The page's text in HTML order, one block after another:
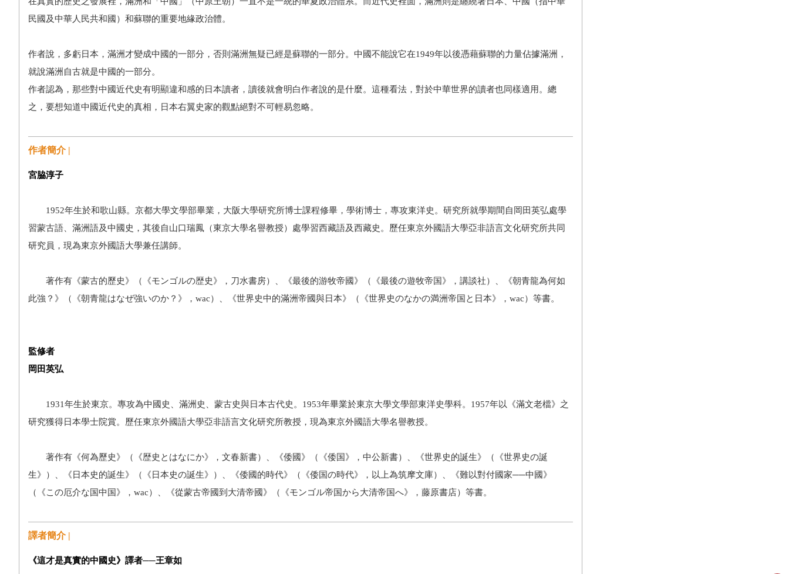
民國及中華人民共和國）和蘇聯的重要地緣政治體。
作者說，多虧日本，滿洲才變成中國的一部分，否則滿洲無疑已經是蘇聯的一部分。中國不能說它在1949年以後憑藉蘇聯的力量佔據滿洲，
就說滿洲自古就是中國的一部分。
作者認為，那些對中國近代史有明顯違和感的日本讀者，讀後就會明白作者說的是什麼。這種看法，對於中華世界的讀者也同樣適用。總
之，要想知道中國近代史的真相，日本右翼史家的觀點絕對不可輕易忽略。
作者簡介 |
宮脇淳子
1952年生於和歌山縣。京都大學文學部畢業，大阪大學研究所博士課程修畢，學術博士，專攻東洋史。研究所就學期間自岡田英弘處學
習蒙古語、滿洲語及中國史，其後自山口瑞鳳（東京大學名譽教授）處學習西藏語及西藏史。歷任東京外國語大學亞非語言文化研究所共同
研究員，現為東京外國語大學兼任講師。
著作有《蒙古的歷史》（《モンゴルの歴史》，刀水書房）、《最後的游牧帝國》（《最後の遊牧帝国》，講談社）、《朝青龍為何如
此強？》（《朝青龍はなぜ強いのか？》，wac）、《世界史中的滿洲帝國與日本》（《世界史のなかの満洲帝国と日本》，wac）等書。
監修者
岡田英弘
1931年生於東京。專攻為中國史、滿洲史、蒙古史與日本古代史。1953年畢業於東京大學文學部東洋史學科。1957年以《滿文老檔》之
研究獲得日本學士院賞。歷任東京外國語大學亞非語言文化研究所教授，現為東京外國語大學名譽教授。
著作有《何為歷史》（《歴史とはなにか》，文春新書）、《倭國》（《倭国》，中公新書）、《世界史的誕生》（《世界史の誕
生》）、《日本史的誕生》（《日本史の誕生》）、《倭國的時代》（《倭国の時代》，以上為筑摩文庫）、《難以對付國家──中國》
（《この厄介な国中国》，wac）、《從蒙古帝國到大清帝國》（《モンゴル帝国から大清帝国へ》，藤原書店）等書。
譯者簡介 |
《這才是真實的中國史》 譯者──王章如